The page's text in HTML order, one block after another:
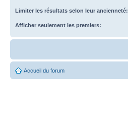
Limiter les résultats selon leur ancienneté:
Afficher seulement les premiers:
Accueil du forum